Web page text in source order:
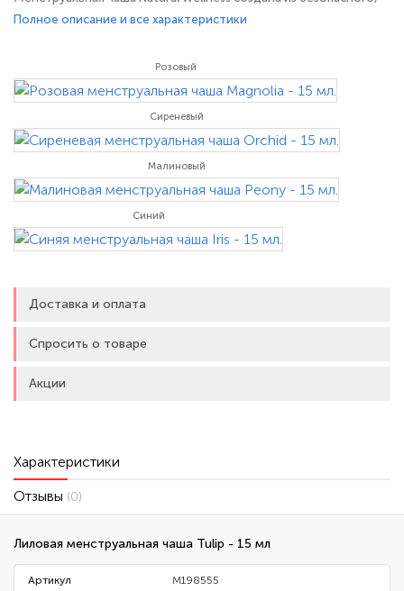
медицинского силикона и обеспечивает защиту до 12 часов.
образе жизни - с чашей можно плавать и заниматься спортом. А
еще она абсолютно незаметна под любым бельем и не
ощущается
Полное описание и все характеристики
Розовый
Сиреневый
Малиновый
Синий
Доставка и оплата
Спросить о товаре
Акции
Характеристики
Отзывы (0)
Лиловая менструальная чаша Tulip - 15 мл
Артикул M198555